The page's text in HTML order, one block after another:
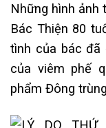
Những hình ảnh
Bác Thiện 80
tình của bác đã
của viêm phế
phẩm Đông